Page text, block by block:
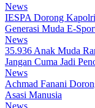
News
IESPA Dorong
Generasi Muda E-
News
35.936 Anak Muda
Jangan Cuma Jadi
News
Achmad Fanani
Asasi Manusia
News